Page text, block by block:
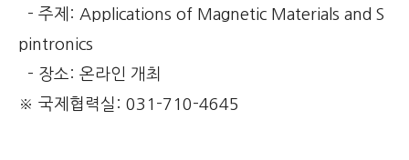
- 주제: Applications of Magnetic Materials and S
pintronics
- 장소: 온라인 개최
※ 국제협력실: 031-710-4645